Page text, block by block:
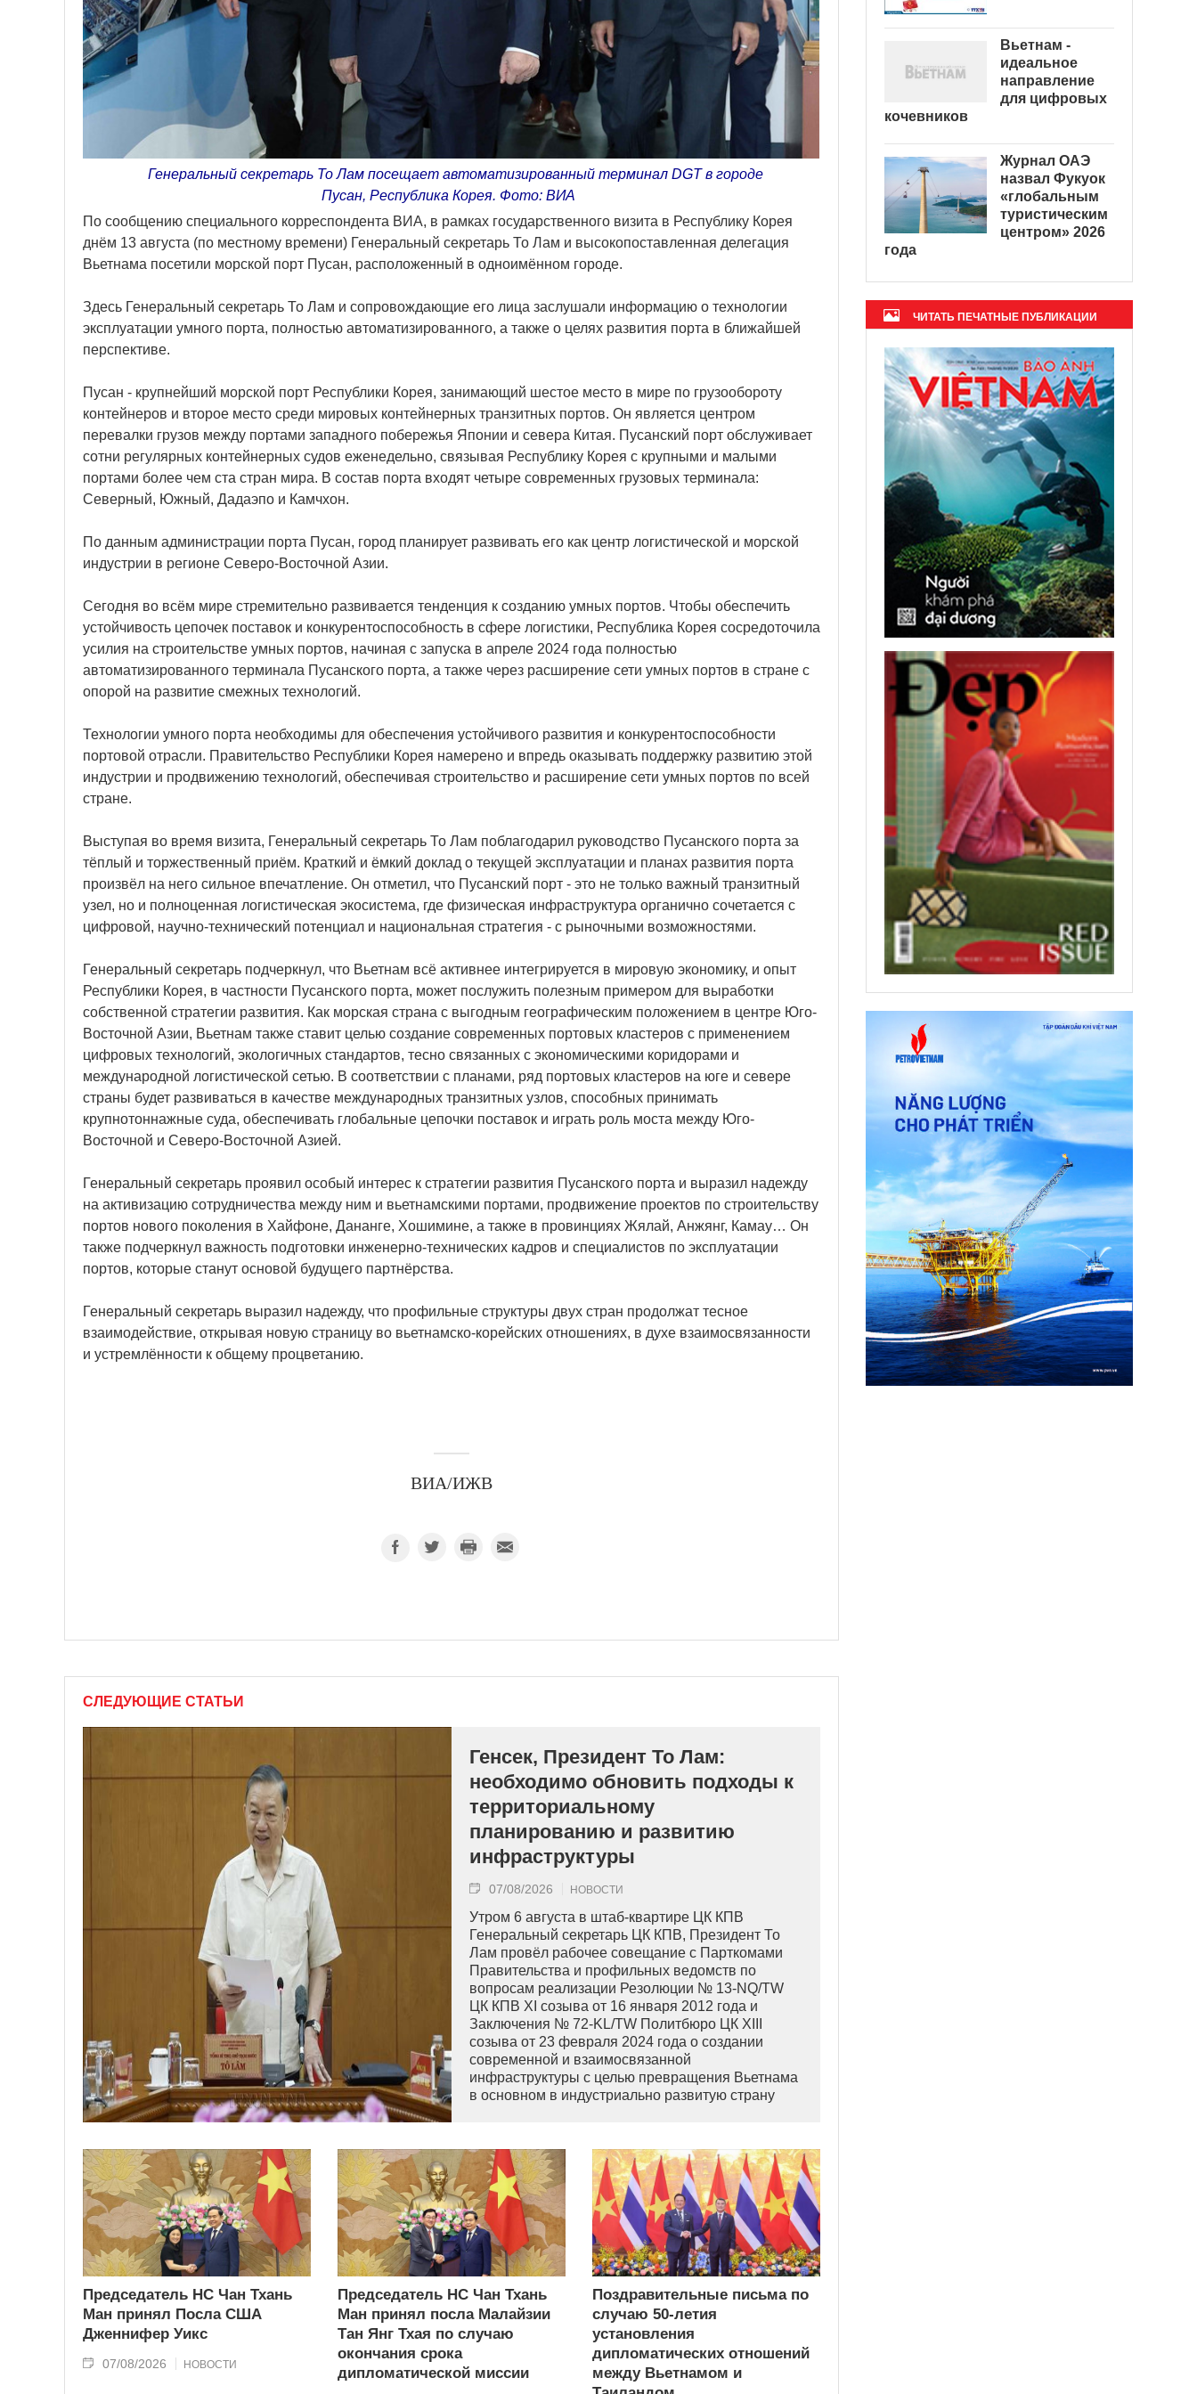
Генеральный секретарь То Лам посещает автоматизированный терминал DGT в городе
Пусан, Республика Корея. Фото: ВИА
По сообщению специального корреспондента ВИА, в рамках государственного визита в Республику Корея
днём 13 августа (по местному времени) Генеральный секретарь То Лам и высокопоставленная делегация
Вьетнама посетили морской порт Пусан, расположенный в одноимённом городе.
Здесь Генеральный секретарь То Лам и сопровождающие его лица заслушали информацию о технологии
эксплуатации умного порта, полностью автоматизированного, а также о целях развития порта в ближайшей
перспективе.
Пусан - крупнейший морской порт Республики Корея, занимающий шестое место в мире по грузообороту
контейнеров и второе место среди мировых контейнерных транзитных портов. Он является центром
перевалки грузов между портами западного побережья Японии и севера Китая. Пусанский порт обслуживает
сотни регулярных контейнерных судов еженедельно, связывая Республику Корея с крупными и малыми
портами более чем ста стран мира. В состав порта входят четыре современных грузовых терминала:
Северный, Южный, Дадаэпо и Камчхон.
По данным администрации порта Пусан, город планирует развивать его как центр логистической и морской
индустрии в регионе Северо-Восточной Азии.
Сегодня во всём мире стремительно развивается тенденция к созданию умных портов. Чтобы обеспечить
устойчивость цепочек поставок и конкурентоспособность в сфере логистики, Республика Корея сосредоточила
усилия на строительстве умных портов, начиная с запуска в апреле 2024 года полностью
автоматизированного терминала Пусанского порта, а также через расширение сети умных портов в стране с
опорой на развитие смежных технологий.
Технологии умного порта необходимы для обеспечения устойчивого развития и конкурентоспособности
портовой отрасли. Правительство Республики Корея намерено и впредь оказывать поддержку развитию этой
индустрии и продвижению технологий, обеспечивая строительство и расширение сети умных портов по всей
стране.
Выступая во время визита, Генеральный секретарь То Лам поблагодарил руководство Пусанского порта за
тёплый и торжественный приём. Краткий и ёмкий доклад о текущей эксплуатации и планах развития порта
произвёл на него сильное впечатление. Он отметил, что Пусанский порт - это не только важный транзитный
узел, но и полноценная логистическая экосистема, где физическая инфраструктура органично сочетается с
цифровой, научно-технический потенциал и национальная стратегия - с рыночными возможностями.
Генеральный секретарь подчеркнул, что Вьетнам всё активнее интегрируется в мировую экономику, и опыт
Республики Корея, в частности Пусанского порта, может послужить полезным примером для выработки
собственной стратегии развития. Как морская страна с выгодным географическим положением в центре Юго-
Восточной Азии, Вьетнам также ставит целью создание современных портовых кластеров с применением
цифровых технологий, экологичных стандартов, тесно связанных с экономическими коридорами и
международной логистической сетью. В соответствии с планами, ряд портовых кластеров на юге и севере
страны будет развиваться в качестве международных транзитных узлов, способных принимать
крупнотоннажные суда, обеспечивать глобальные цепочки поставок и играть роль моста между Юго-
Восточной и Северо-Восточной Азией.
Генеральный секретарь проявил особый интерес к стратегии развития Пусанского порта и выразил надежду
на активизацию сотрудничества между ним и вьетнамскими портами, продвижение проектов по строительству
портов нового поколения в Хайфоне, Дананге, Хошимине, а также в провинциях Жялай, Анжянг, Камау… Он
также подчеркнул важность подготовки инженерно-технических кадров и специалистов по эксплуатации
портов, которые станут основой будущего партнёрства.
Генеральный секретарь выразил надежду, что профильные структуры двух стран продолжат тесное
взаимодействие, открывая новую страницу во вьетнамско-корейских отношениях, в духе взаимосвязанности
и устремлённости к общему процветанию.
ВИА/ИЖВ
СЛЕДУЮЩИЕ СТАТЬИ
Генсек, Президент То Лам:
необходимо обновить подходы к
территориальному
планированию и развитию
инфраструктуры
07/08/2026 НОВОСТИ
Утром 6 августа в штаб-квартире ЦК КПВ
Генеральный секретарь ЦК КПВ, Президент То
Лам провёл рабочее совещание с Парткомами
Правительства и профильных ведомств по
вопросам реализации Резолюции № 13-NQ/TW
ЦК КПВ XI созыва от 16 января 2012 года и
Заключения № 72-KL/TW Политбюро ЦК XIII
созыва от 23 февраля 2024 года о создании
современной и взаимосвязанной
инфраструктуры с целью превращения Вьетнама
в основном в индустриально развитую страну
Председатель НС Чан Тхань
Ман принял Посла США
Дженнифер Уикс
07/08/2026 НОВОСТИ
Председатель НС Чан Тхань
Ман принял посла Малайзии
Тан Янг Тхая по случаю
окончания срока
дипломатической миссии
Поздравительные письма по
случаю 50-летия
установления
дипломатических отношений
между Вьетнамом и
Вьетнам -
идеальное
направление
для цифровых
кочевников
Журнал ОАЭ
назвал Фукуок
«глобальным
туристическим
центром» 2026
года
ЧИТАТЬ ПЕЧАТНЫЕ ПУБЛИКАЦИИ